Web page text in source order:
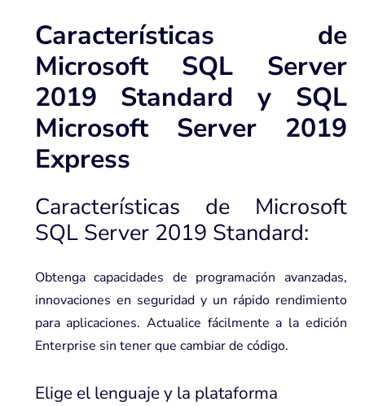
Características de
Microsoft SQL Server
2019 Standard y SQL
Microsoft Server 2019
Express
Características de Microsoft
SQL Server 2019 Standard:
Obtenga capacidades de programación avanzadas,
innovaciones en seguridad y un rápido rendimiento
para aplicaciones. Actualice fácilmente a la edición
Enterprise sin tener que cambiar de código.
Elige el lenguaje y la plataforma